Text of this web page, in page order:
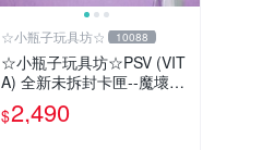
☆小瓶子玩具坊☆ 10088
☆小瓶子玩具坊☆PSV (VIT
A) 全新未拆封卡匣--魔壞神
兆力翁 Trader 店舖特典通
常版+特典--美術集
$2,490